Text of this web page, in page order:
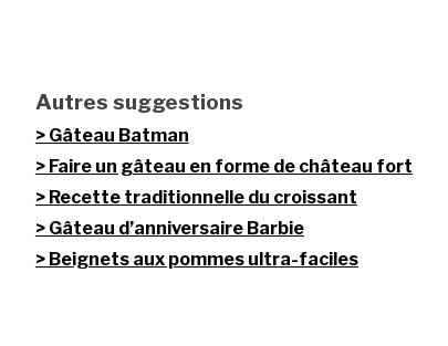
Autres suggestions
Gâteau Batman
Faire un gâteau en forme de château fort
Recette traditionnelle du croissant
Gâteau d’anniversaire Barbie
Beignets aux pommes ultra-faciles